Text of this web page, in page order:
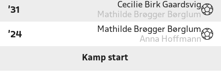
'31
Cecilie Birk Gaardsvig
Mathilde Brøgger Børglum
'24
Mathilde Brøgger Børglum
Anna Hoffmann
Kamp start